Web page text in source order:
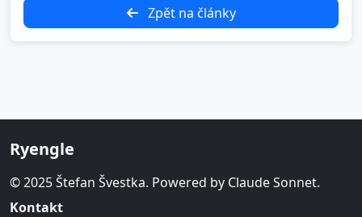
Zpět na články
Ryengle
© 2025 Štefan Švestka. Powered by Claude Sonnet.
Kontakt